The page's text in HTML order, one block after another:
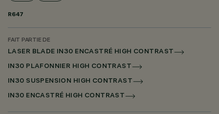
R647
FAIT PARTIE DE
LASER BLADE IN30 ENCASTRÉ HIGH CONTRAST
IN30 PLAFONNIER HIGH CONTRAST
IN30 SUSPENSION HIGH CONTRAST
IN30 ENCASTRÉ HIGH CONTRAST